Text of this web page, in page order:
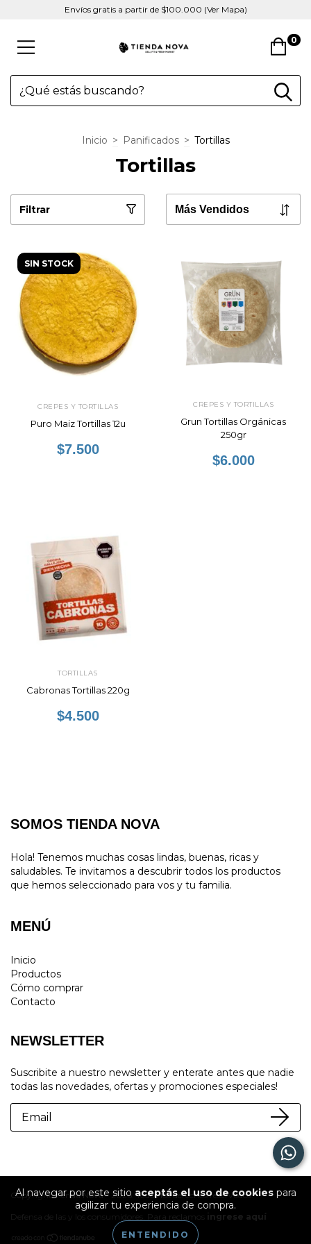
Envíos gratis a partir de $100.000 (Ver Mapa)
0
Al navegar por este sitio aceptás el uso de cookiespara
agilizar tu experiencia de compra.
ENTENDIDO
Inicio > Panificados > Tortillas
Tortillas
Filtrar
SIN STOCK
CREPES Y TORTILLAS
Puro Maiz Tortillas 12u
$7.500
CREPES Y TORTILLAS
Grun Tortillas Orgánicas
250gr
$6.000
TORTILLAS
Cabronas Tortillas 220g
$4.500
SOMOS TIENDA NOVA
Hola! Tenemos muchas cosas lindas, buenas, ricas y
saludables. Te invitamos a descubrir todos los productos
que hemos seleccionado para vos y tu familia.
MENÚ
Inicio
Productos
Cómo comprar
Contacto
NEWSLETTER
Suscribite a nuestro newsletter y enterate antes que nadie
todas las novedades, ofertas y promociones especiales!
Copyright Tienda Nova - 2026. Todos los derechos reservados.
Defensa de las y los consumidores. Para reclamos ingrese aquí